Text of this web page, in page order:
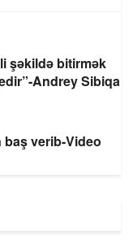
şəkildə bitirmək
Andrey Sibiqa
baş verib-Video